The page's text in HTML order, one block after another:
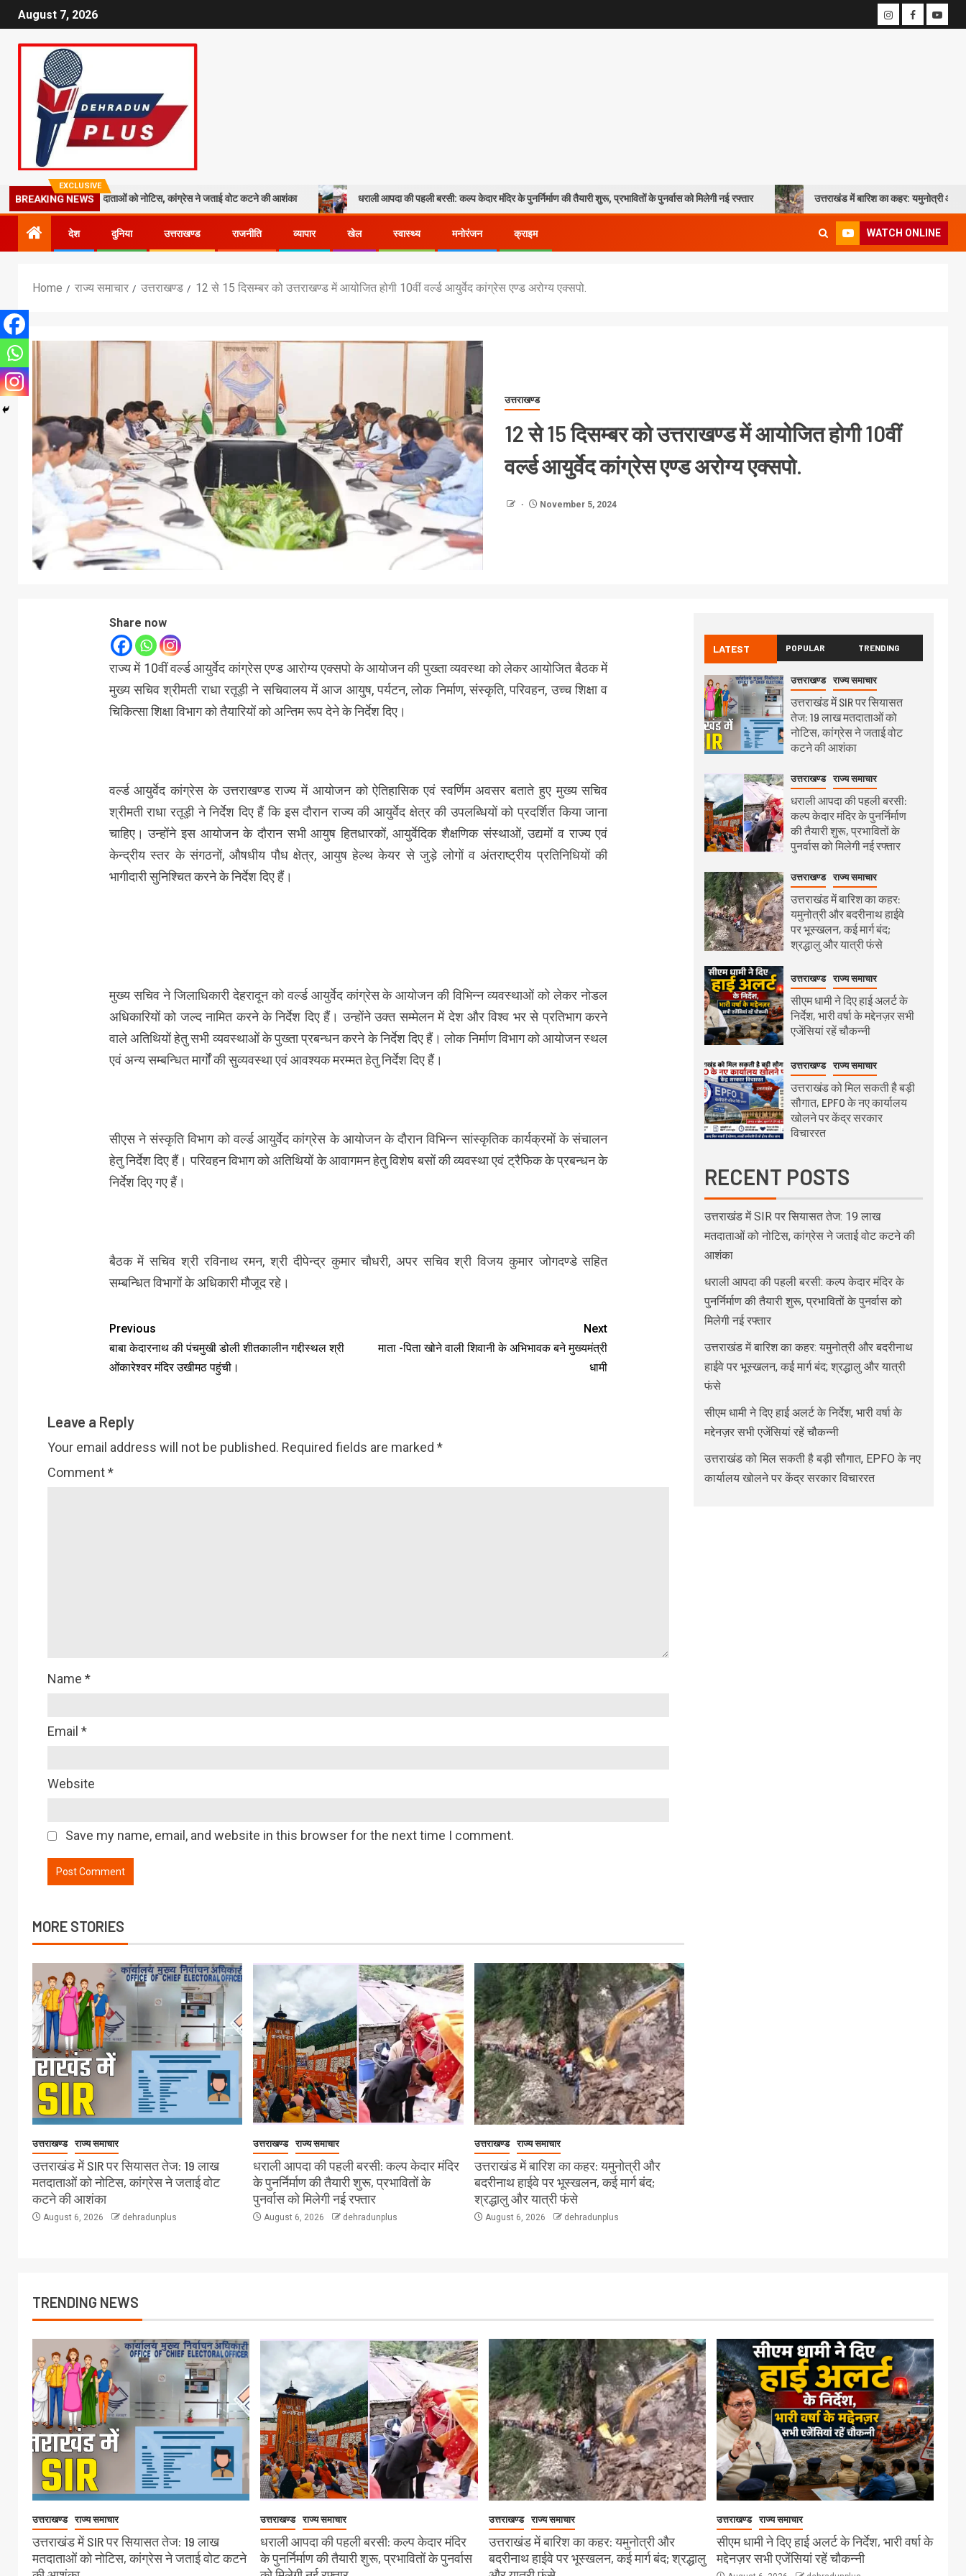
August 7, 2026
EXCLUSIVE
BREAKING NEWS
लाख मतदाताओं को नोटिस, कांग्रेस ने जताई वोट कटने की आशंका धराली आपदा की पहली बरसी: कल्प केदार मंदिर के पुनर्निर्माण की तैयारी शुरू, प्रभावितों के पुनर्वास को मिलेगी नई रफ्तार उत्तराखंड में बारिश का कहर: यमुनोत्री और बदरीनाथ हाईवे
देश दुनिया उत्तराखण्ड राजनीति व्यापार खेल स्वास्थ्य मनोरंजन क्राइम WATCH ONLINE
Home राज्य समाचार उत्तराखण्ड 12 से 15 दिसम्बर को उत्तराखण्ड में आयोजित होगी 10वीं वर्ल्ड आयुर्वेद कांग्रेस एण्ड अरोग्य एक्सपो.
उत्तराखण्ड
12 से 15 दिसम्बर को उत्तराखण्ड में आयोजित होगी 10वीं
वर्ल्ड आयुर्वेद कांग्रेस एण्ड अरोग्य एक्सपो.
November 5, 2024
Share now
राज्य में 10वीं वर्ल्ड आयुर्वेद कांग्रेस एण्ड आरोग्य एक्सपो के आयोजन की पुख्ता व्यवस्था को लेकर आयोजित बैठक में
मुख्य सचिव श्रीमती राधा रतूड़ी ने सचिवालय में आज आयुष, पर्यटन, लोक निर्माण, संस्कृति, परिवहन, उच्च शिक्षा व
चिकित्सा शिक्षा विभाग को तैयारियों को अन्तिम रूप देने के निर्देश दिए।
वर्ल्ड आयुर्वेद कांग्रेस के उत्तराखण्ड राज्य में आयोजन को ऐतिहासिक एवं स्वर्णिम अवसर बताते हुए मुख्य सचिव
श्रीमती राधा रतूड़ी ने निर्देश दिए हैं कि इस दौरान राज्य की आयुर्वेद क्षेत्र की उपलब्धियों को प्रदर्शित किया जाना
चाहिए। उन्होंने इस आयोजन के दौरान सभी आयुष हितधारकों, आयुर्वेदिक शैक्षणिक संस्थाओं, उद्यमों व राज्य एवं
केन्द्रीय स्तर के संगठनों, औषधीय पौध क्षेत्र, आयुष हेल्थ केयर से जुड़े लोगों व अंतराष्ट्रीय प्रतिनिधियों की
भागीदारी सुनिश्चित करने के निर्देश दिए हैं।
मुख्य सचिव ने जिलाधिकारी देहरादून को वर्ल्ड आयुर्वेद कांग्रेस के आयोजन की विभिन्न व्यवस्थाओं को लेकर नोडल
अधिकारियों को जल्द नामित करने के निर्देश दिए हैं। उन्होंने उक्त सम्मेलन में देश और विश्व भर से प्रतिभाग करने
वाले अतिथियों हेतु सभी व्यवस्थाओं के पुख्ता प्रबन्धन करने के निर्देश दिए हैं। लोक निर्माण विभाग को आयोजन स्थल
एवं अन्य सम्बन्धित मार्गों की सुव्यवस्था एवं आवश्यक मरम्मत हेतु निर्देश दिए हैं।
सीएस ने संस्कृति विभाग को वर्ल्ड आयुर्वेद कांग्रेस के आयोजन के दौरान विभिन्न सांस्कृतिक कार्यक्रमों के संचालन
हेतु निर्देश दिए हैं। परिवहन विभाग को अतिथियों के आवागमन हेतु विशेष बसों की व्यवस्था एवं ट्रैफिक के प्रबन्धन के
निर्देश दिए गए हैं।
बैठक में सचिव श्री रविनाथ रमन, श्री दीपेन्द्र कुमार चौधरी, अपर सचिव श्री विजय कुमार जोगदण्डे सहित
सम्बन्धित विभागों के अधिकारी मौजूद रहे।
Previous
बाबा केदारनाथ की पंचमुखी डोली शीतकालीन गद्दीस्थल श्री
ओंकारेश्वर मंदिर उखीमठ पहुंची।
Next
माता -पिता खोने वाली शिवानी के अभिभावक बने मुख्यमंत्री
धामी
Leave a Reply
Your email address will not be published. Required fields are marked *
Comment*
Name *
Email *
Website
Save my name, email, and website in this browser for the next time I comment.
MORE STORIES
उत्तराखण्ड राज्य समाचार
उत्तराखंड में SIR पर सियासत तेज: 19 लाख
मतदाताओं को नोटिस, कांग्रेस ने जताई वोट
कटने की आशंका
August 6, 2026 dehradunplus
उत्तराखण्ड राज्य समाचार
धराली आपदा की पहली बरसी: कल्प केदार मंदिर
के पुनर्निर्माण की तैयारी शुरू, प्रभावितों के
पुनर्वास को मिलेगी नई रफ्तार
August 6, 2026 dehradunplus
उत्तराखण्ड राज्य समाचार
उत्तराखंड में बारिश का कहर: यमुनोत्री और
बदरीनाथ हाईवे पर भूस्खलन, कई मार्ग बंद;
श्रद्धालु और यात्री फंसे
August 6, 2026 dehradunplus
LATEST POPULAR TRENDING
उत्तराखण्ड राज्य समाचार
उत्तराखंड में SIR पर सियासत
तेज: 19 लाख मतदाताओं को
नोटिस, कांग्रेस ने जताई वोट
कटने की आशंका
उत्तराखण्ड राज्य समाचार
धराली आपदा की पहली बरसी:
कल्प केदार मंदिर के पुनर्निर्माण
की तैयारी शुरू, प्रभावितों के
पुनर्वास को मिलेगी नई रफ्तार
उत्तराखण्ड राज्य समाचार
उत्तराखंड में बारिश का कहर:
यमुनोत्री और बदरीनाथ हाईवे
पर भूस्खलन, कई मार्ग बंद;
श्रद्धालु और यात्री फंसे
उत्तराखण्ड राज्य समाचार
सीएम धामी ने दिए हाई अलर्ट के
निर्देश, भारी वर्षा के मद्देनज़र सभी
एजेंसियां रहें चौकन्नी
उत्तराखण्ड राज्य समाचार
उत्तराखंड को मिल सकती है बड़ी
सौगात, EPFO के नए कार्यालय
खोलने पर केंद्र सरकार
विचाररत
RECENT POSTS
उत्तराखंड में SIR पर सियासत तेज: 19 लाख
मतदाताओं को नोटिस, कांग्रेस ने जताई वोट कटने की
आशंका
धराली आपदा की पहली बरसी: कल्प केदार मंदिर के
पुनर्निर्माण की तैयारी शुरू, प्रभावितों के पुनर्वास को
मिलेगी नई रफ्तार
उत्तराखंड में बारिश का कहर: यमुनोत्री और बदरीनाथ
हाईवे पर भूस्खलन, कई मार्ग बंद; श्रद्धालु और यात्री
फंसे
सीएम धामी ने दिए हाई अलर्ट के निर्देश, भारी वर्षा के
मद्देनज़र सभी एजेंसियां रहें चौकन्नी
उत्तराखंड को मिल सकती है बड़ी सौगात, EPFO के नए
कार्यालय खोलने पर केंद्र सरकार विचाररत
TRENDING NEWS
उत्तराखण्ड राज्य समाचार
उत्तराखंड में SIR पर सियासत तेज: 19 लाख
मतदाताओं को नोटिस, कांग्रेस ने जताई वोट कटने
उत्तराखण्ड राज्य समाचार
धराली आपदा की पहली बरसी: कल्प केदार मंदिर
के पुनर्निर्माण की तैयारी शुरू, प्रभावितों के पुनर्वास
उत्तराखण्ड राज्य समाचार
उत्तराखंड में बारिश का कहर: यमुनोत्री और
बदरीनाथ हाईवे पर भूस्खलन, कई मार्ग बंद; श्रद्धालु
उत्तराखण्ड राज्य समाचार
सीएम धामी ने दिए हाई अलर्ट के निर्देश, भारी वर्षा के
मद्देनज़र सभी एजेंसियां रहें चौकन्नी